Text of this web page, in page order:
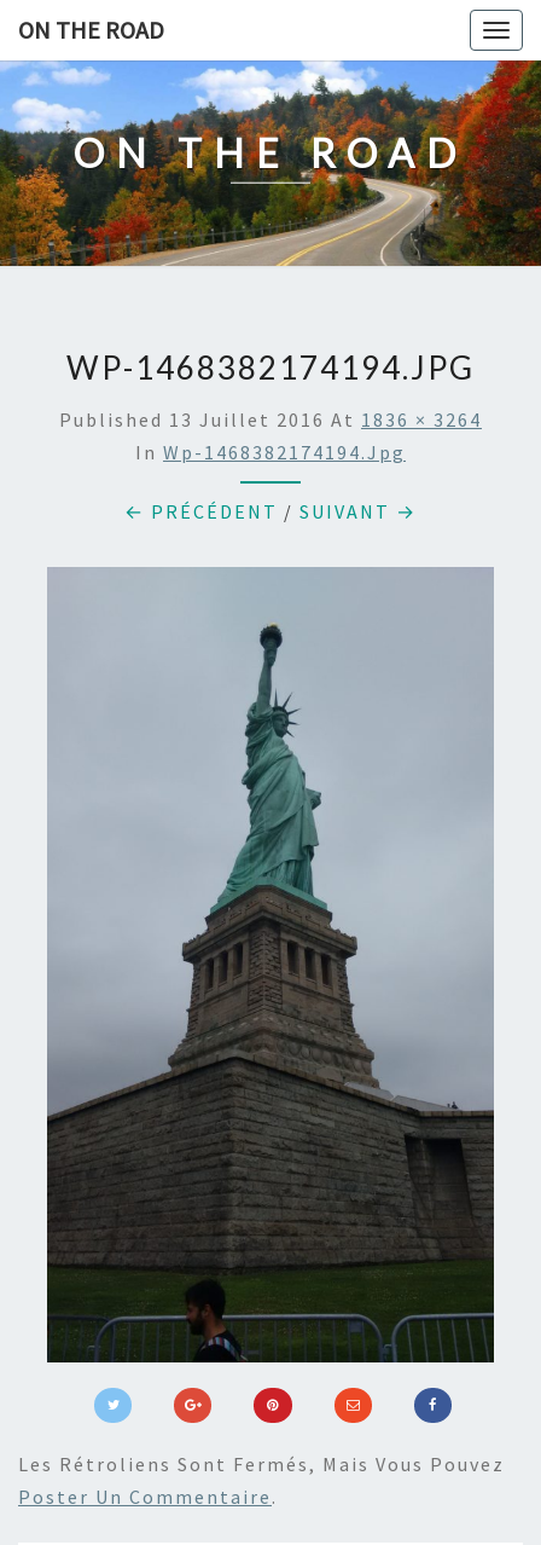
content
ON THE ROAD
ON THE ROAD
WP-1468382174194.JPG
Published 13 Juillet 2016 At 1836 × 3264
In Wp-1468382174194.jpg
← PRÉCÉDENT / SUIVANT →
Les Rétroliens Sont Fermés, Mais Vous Pouvez
Poster Un Commentaire .